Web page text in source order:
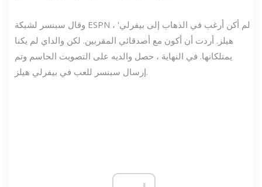
وقال سبنسر لشبكة ESPN ، 'لم أكن أرغب في الذهاب إلى بيفرلي
هيلز. أردت أن أكون مع أصدقائي المقربين. لكن والداي لم يكنا
يمتلكانها. في النهاية ، حصل والديه على التصويت الحاسم وتم
إرسال سبنسر للعب في بيفرلي هيلز.